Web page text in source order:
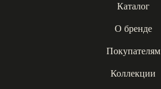
Каталог
О бренде
Покупателям
Коллекции